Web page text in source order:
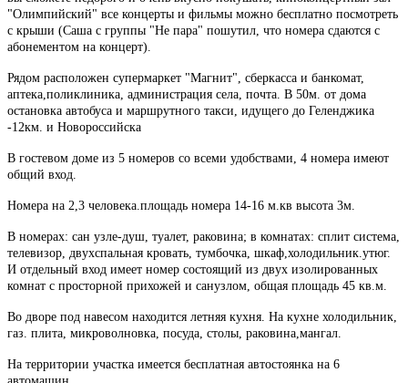
"Олимпийский" все концерты и фильмы можно бесплатно посмотреть
с крыши (Саша с группы "Не пара" пошутил, что номера сдаются с
абонементом на концерт).
Рядом расположен супермаркет "Магнит", сберкасса и банкомат,
аптека,поликлиника, администрация села, почта. В 50м. от дома
остановка автобуса и маршрутного такси, идущего до Геленджика
-12км. и Новороссийска
В гостевом доме из 5 номеров со всеми удобствами, 4 номера имеют
общий вход.
Номера на 2,3 человека.площадь номера 14-16 м.кв высота 3м.
В номерах: сан узле-душ, туалет, раковина; в комнатах: сплит система,
телевизор, двухспальная кровать, тумбочка, шкаф,холодильник.утюг.
И отдельный вход имеет номер состоящий из двух изолированных
комнат с просторной прихожей и санузлом, общая площадь 45 кв.м.
Во дворе под навесом находится летняя кухня. На кухне холодильник,
газ. плита, микроволновка, посуда, столы, раковина,мангал.
На территории участка имеется бесплатная автостоянка на 6